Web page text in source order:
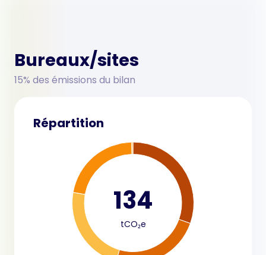
Bureaux/sites
15% des émissions du bilan
Répartition
134
tCO₂e